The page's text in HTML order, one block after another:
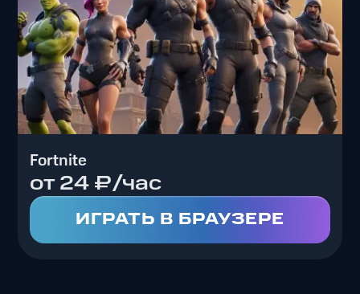
Fortnite
от 24 ₽/час
ИГРАТЬ В БРАУЗЕРЕ